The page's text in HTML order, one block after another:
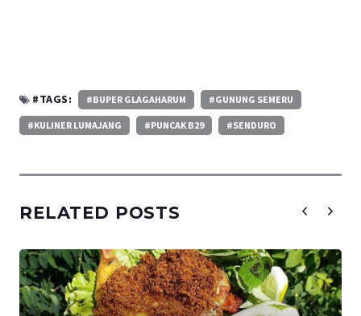
#TAGS: #BUPER GLAGAHARUM #GUNUNG SEMERU
#KULINER LUMAJANG #PUNCAK B29 #SENDURO
RELATED POSTS